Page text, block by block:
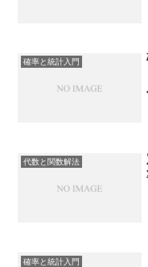
確率と統計入門
代数と関数解法
確率と統計入門